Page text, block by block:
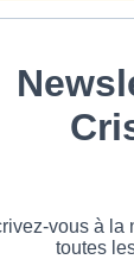
vous à
toutes